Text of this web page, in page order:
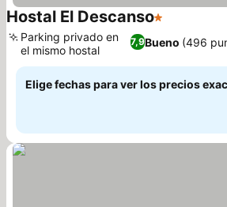
Hostal El Descanso1 Estrellas
7,9Bueno (496
Parking privado en
el mismo hostal
Elige fechas para ver los precios